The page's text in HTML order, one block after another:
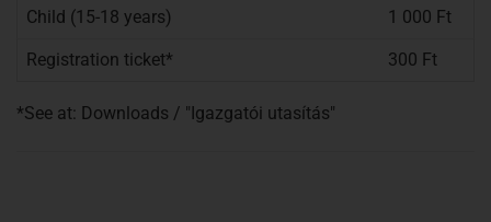
Child (15-18 years) 1 000 Ft
Registration ticket* 300 Ft
*See at: Downloads / "Igazgatói utasítás"